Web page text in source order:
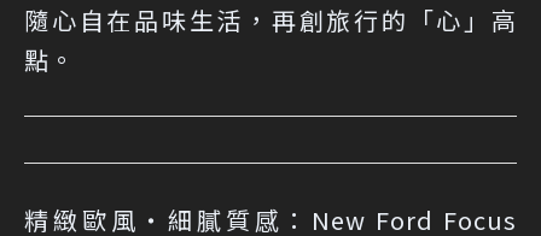
隨心自在品味生活，再創旅行的「心」高
點。
精緻歐風‧細膩質感：New Ford Focus